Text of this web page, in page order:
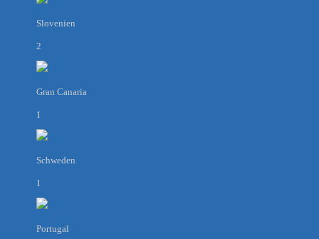
Slovenien
2
Gran Canaria
1
Schweden
1
Portugal